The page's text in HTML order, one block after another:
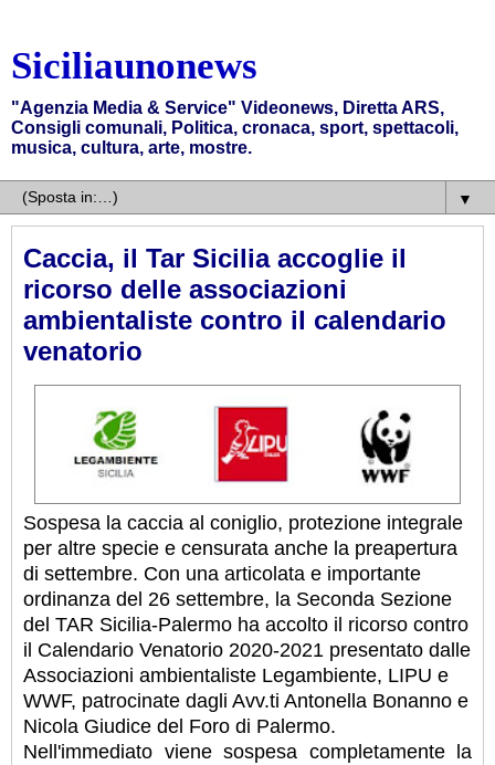
Siciliaunonews
"Agenzia Media & Service" Videonews, Diretta ARS,
Consigli comunali, Politica, cronaca, sport, spettacoli,
musica, cultura, arte, mostre.
▼
Caccia, il Tar Sicilia accoglie il
ricorso delle associazioni
ambientaliste contro il calendario
venatorio
Sospesa la caccia al coniglio, protezione integrale
per altre specie e censurata anche la preapertura
di settembre. Con una articolata e importante
ordinanza del 26 settembre, la Seconda Sezione
del TAR Sicilia-Palermo ha accolto il ricorso contro
il Calendario Venatorio 2020-2021 presentato dalle
Associazioni ambientaliste Legambiente, LIPU e
WWF, patrocinate dagli Avv.ti Antonella Bonanno e
Nicola Giudice del Foro di Palermo.
Nell'immediato viene sospesa completamente la